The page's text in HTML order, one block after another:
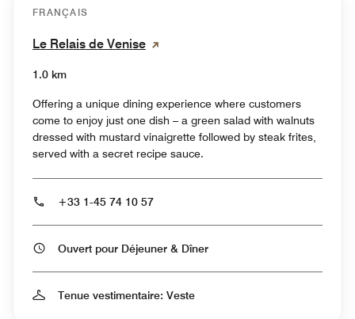
FRANÇAIS
Le Relais de Venise
1.0 km
Offering a unique dining experience where customers
come to enjoy just one dish – a green salad with walnuts
dressed with mustard vinaigrette followed by steak frites,
served with a secret recipe sauce.
+33 1-45 74 10 57
Ouvert pour Déjeuner & Dîner
Tenue vestimentaire: Veste